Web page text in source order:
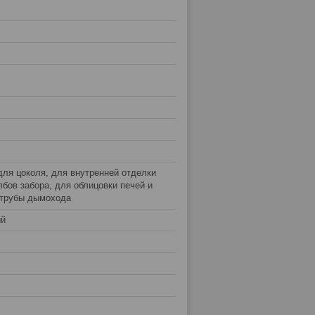
цоколя, для внутренней отделки
забора, для облицовки печей и
дымохода